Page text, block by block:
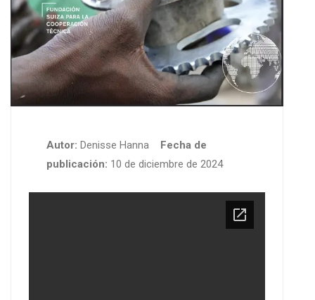
Autor: Denisse Hanna Fecha de
publicación: 10 de diciembre de 2024